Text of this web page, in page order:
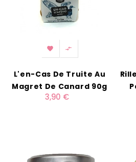
 
L'en-Cas De Truite Au
Magret De Canard 90g
3,90 €